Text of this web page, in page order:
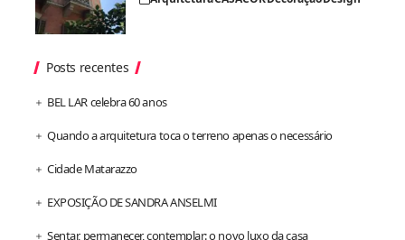
Posts recentes
BEL LAR celebra 60 anos
Quando a arquitetura toca o terreno apenas o necessário
Cidade Matarazzo
EXPOSIÇÃO DE SANDRA ANSELMI
Sentar, permanecer, contemplar: o novo luxo da casa